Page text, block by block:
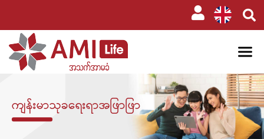
ကျန်းမာသုခရေးရာအဖြာဖြာ